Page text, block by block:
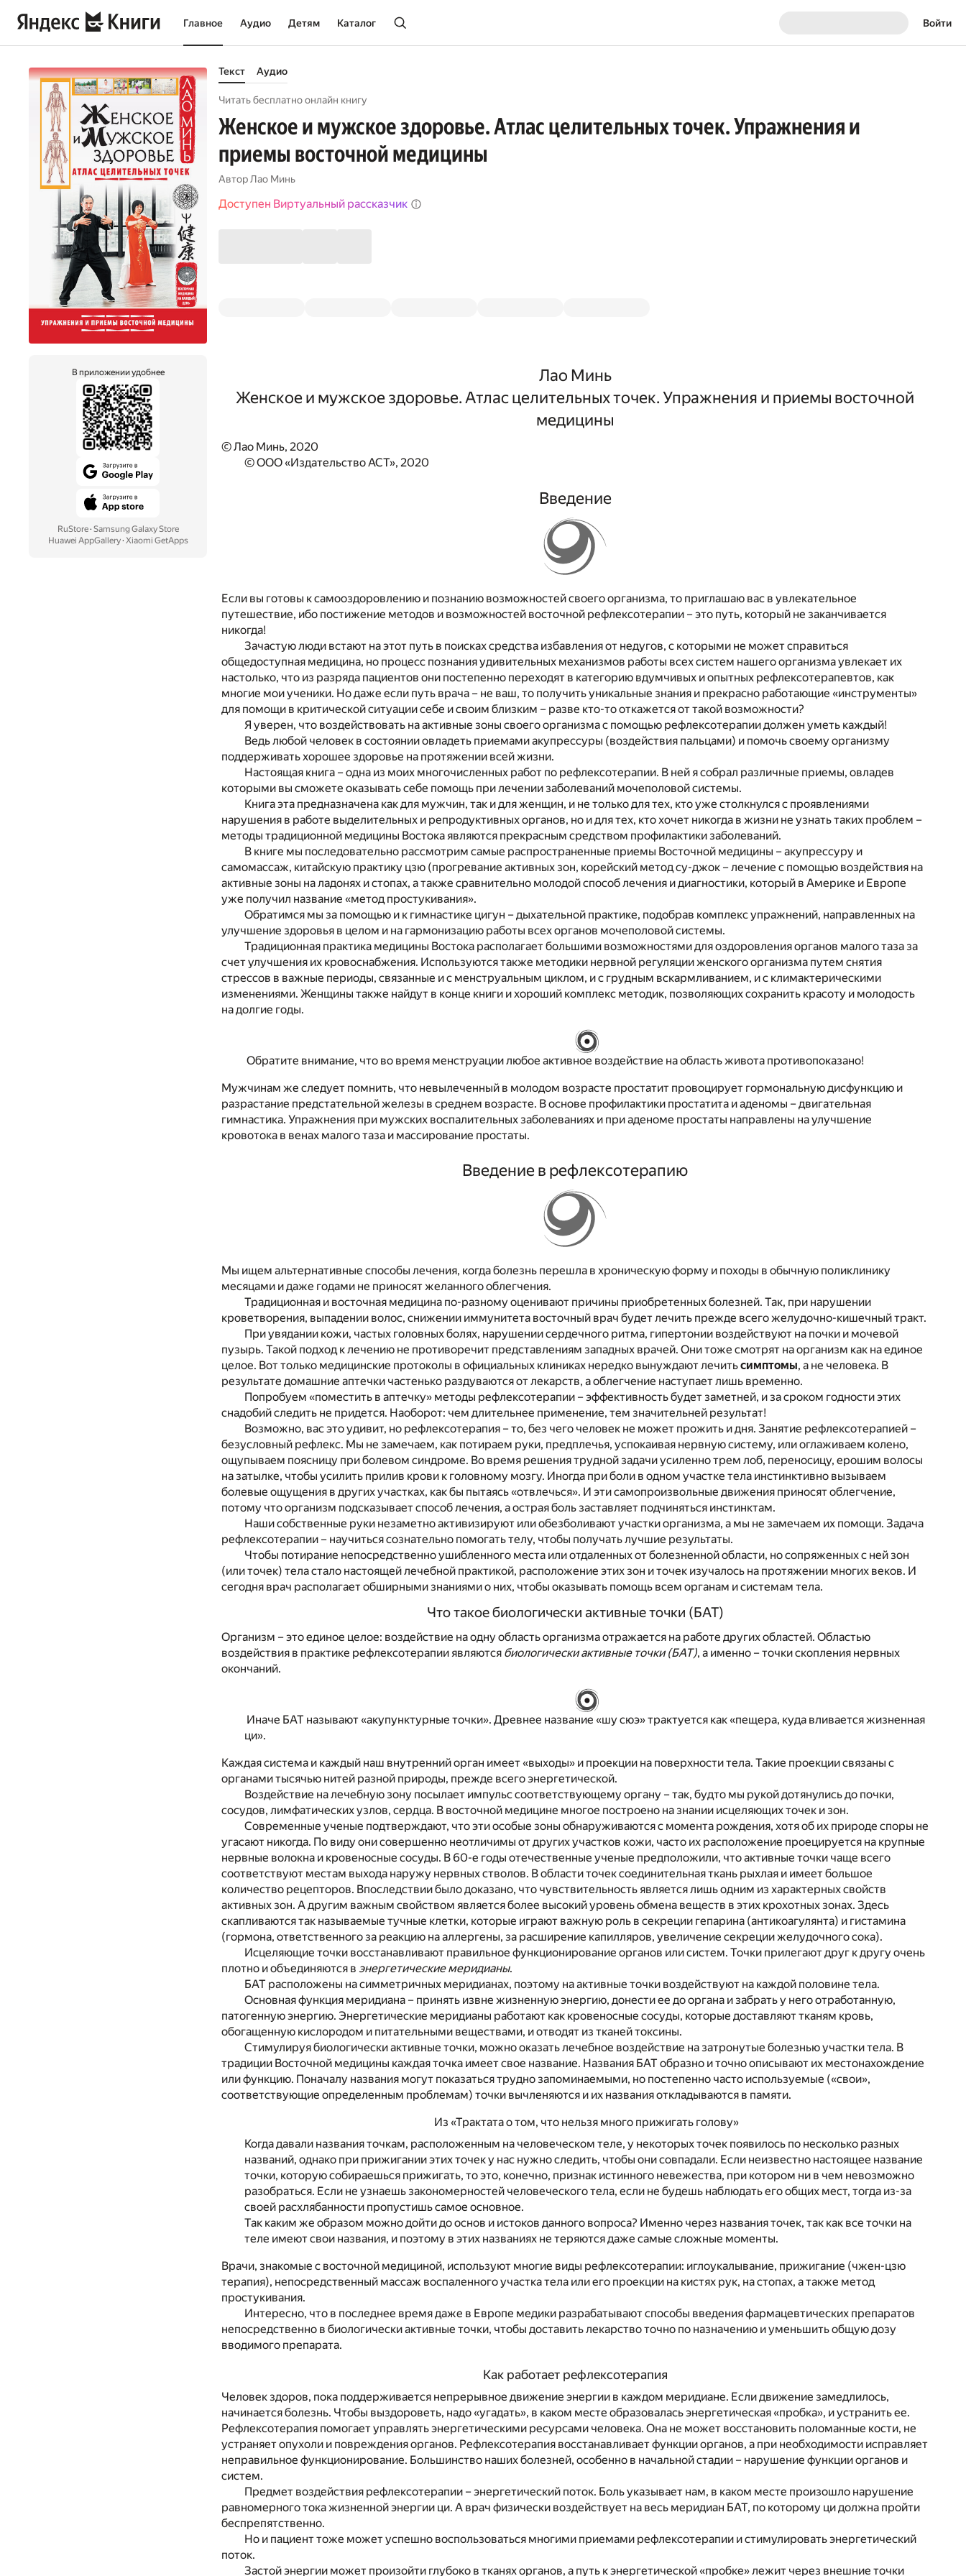
Главное Аудио Детям Каталог Войти
В приложении удобнее
RuStore· Samsung Galaxy Store
Huawei AppGallery· Xiaomi GetApps
Текст Аудио
Читать бесплатно онлайн книгу
Женское и мужское здоровье. Атлас целительных точек. Упражнения и
приемы восточной медицины
АвторЛао Минь
Доступен Виртуальный рассказчик
Лао Минь
Женское и мужское здоровье. Атлас целительных точек. Упражнения и приемы восточной
медицины
© Лао Минь, 2020
© ООО «Издательство АСТ», 2020
Введение
Если вы готовы к самооздоровлению и познанию возможностей своего организма, то приглашаю вас в увлекательное
путешествие, ибо постижение методов и возможностей восточной рефлексотерапии – это путь, который не заканчивается
никогда!
Зачастую люди встают на этот путь в поисках средства избавления от недугов, с которыми не может справиться
общедоступная медицина, но процесс познания удивительных механизмов работы всех систем нашего организма увлекает их
настолько, что из разряда пациентов они постепенно переходят в категорию вдумчивых и опытных рефлексотерапевтов, как
многие мои ученики. Но даже если путь врача – не ваш, то получить уникальные знания и прекрасно работающие «инструменты»
для помощи в критической ситуации себе и своим близким – разве кто-то откажется от такой возможности?
Я уверен, что воздействовать на активные зоны своего организма с помощью рефлексотерапии должен уметь каждый!
Ведь любой человек в состоянии овладеть приемами акупрессуры (воздействия пальцами) и помочь своему организму
поддерживать хорошее здоровье на протяжении всей жизни.
Настоящая книга – одна из моих многочисленных работ по рефлексотерапии. В ней я собрал различные приемы, овладев
которыми вы сможете оказывать себе помощь при лечении заболеваний мочеполовой системы.
Книга эта предназначена как для мужчин, так и для женщин, и не только для тех, кто уже столкнулся с проявлениями
нарушения в работе выделительных и репродуктивных органов, но и для тех, кто хочет никогда в жизни не узнать таких проблем –
методы традиционной медицины Востока являются прекрасным средством профилактики заболеваний.
В книге мы последовательно рассмотрим самые распространенные приемы Восточной медицины – акупрессуру и
самомассаж, китайскую практику цзю (прогревание активных зон, корейский метод су-джок – лечение с помощью воздействия на
активные зоны на ладонях и стопах, а также сравнительно молодой способ лечения и диагностики, который в Америке и Европе
уже получил название «метод простукивания».
Обратимся мы за помощью и к гимнастике цигун – дыхательной практике, подобрав комплекс упражнений, направленных на
улучшение здоровья в целом и на гармонизацию работы всех органов мочеполовой системы.
Традиционная практика медицины Востока располагает большими возможностями для оздоровления органов малого таза за
счет улучшения их кровоснабжения. Используются также методики нервной регуляции женского организма путем снятия
стрессов в важные периоды, связанные и с менструальным циклом, и с грудным вскармливанием, и с климактерическими
изменениями. Женщины также найдут в конце книги и хороший комплекс методик, позволяющих сохранить красоту и молодость
на долгие годы.
Обратите внимание, что во время менструации любое активное воздействие на область живота противопоказано!
Мужчинам же следует помнить, что невылеченный в молодом возрасте простатит провоцирует гормональную дисфункцию и
разрастание предстательной железы в среднем возрасте. В основе профилактики простатита и аденомы – двигательная
гимнастика. Упражнения при мужских воспалительных заболеваниях и при аденоме простаты направлены на улучшение
кровотока в венах малого таза и массирование простаты.
Введение в рефлексотерапию
Мы ищем альтернативные способы лечения, когда болезнь перешла в хроническую форму и походы в обычную поликлинику
месяцами и даже годами не приносят желанного облегчения.
Традиционная и восточная медицина по-разному оценивают причины приобретенных болезней. Так, при нарушении
кроветворения, выпадении волос, снижении иммунитета восточный врач будет лечить прежде всего желудочно-кишечный тракт.
При увядании кожи, частых головных болях, нарушении сердечного ритма, гипертонии воздействуют на почки и мочевой
пузырь. Такой подход к лечению не противоречит представлениям западных врачей. Они тоже смотрят на организм как на единое
целое. Вот только медицинские протоколы в официальных клиниках нередко вынуждают лечитьсимптомы, а не человека. В
результате домашние аптечки частенько раздуваются от лекарств, а облегчение наступает лишь временно.
Попробуем «поместить в аптечку» методы рефлексотерапии – эффективность будет заметней, и за сроком годности этих
снадобий следить не придется. Наоборот: чем длительнее применение, тем значительней результат!
Возможно, вас это удивит, но рефлексотерапия – то, без чего человек не может прожить и дня. Занятие рефлексотерапией –
безусловный рефлекс. Мы не замечаем, как потираем руки, предплечья, успокаивая нервную систему, или оглаживаем колено,
ощупываем поясницу при болевом синдроме. Во время решения трудной задачи усиленно трем лоб, переносицу, ерошим волосы
на затылке, чтобы усилить прилив крови к головному мозгу. Иногда при боли в одном участке тела инстинктивно вызываем
болевые ощущения в других участках, как бы пытаясь «отвлечься». И эти самопроизвольные движения приносят облегчение,
потому что организм подсказывает способ лечения, а острая боль заставляет подчиняться инстинктам.
Наши собственные руки незаметно активизируют или обезболивают участки организма, а мы не замечаем их помощи. Задача
рефлексотерапии – научиться сознательно помогать телу, чтобы получать лучшие результаты.
Чтобы потирание непосредственно ушибленного места или отдаленных от болезненной области, но сопряженных с ней зон
(или точек) тела стало настоящей лечебной практикой, расположение этих зон и точек изучалось на протяжении многих веков. И
сегодня врач располагает обширными знаниями о них, чтобы оказывать помощь всем органам и системам тела.
Что такое биологически активные точки (БАТ)
Организм – это единое целое: воздействие на одну область организма отражается на работе других областей. Областью
воздействия в практике рефлексотерапии являются биологически активные точки (БАТ), а именно – точки скопления нервных
окончаний.
Иначе БАТ называют «акупунктурные точки». Древнее название «шу сюэ» трактуется как «пещера, куда вливается жизненная
ци».
Каждая система и каждый наш внутренний орган имеет «выходы» и проекции на поверхности тела. Такие проекции связаны с
органами тысячью нитей разной природы, прежде всего энергетической.
Воздействие на лечебную зону посылает импульс соответствующему органу – так, будто мы рукой дотянулись до почки,
сосудов, лимфатических узлов, сердца. В восточной медицине многое построено на знании исцеляющих точек и зон.
Современные ученые подтверждают, что эти особые зоны обнаруживаются с момента рождения, хотя об их природе споры не
угасают никогда. По виду они совершенно неотличимы от других участков кожи, часто их расположение проецируется на крупные
нервные волокна и кровеносные сосуды. В 60-е годы отечественные ученые предположили, что активные точки чаще всего
соответствуют местам выхода наружу нервных стволов. В области точек соединительная ткань рыхлая и имеет большое
количество рецепторов. Впоследствии было доказано, что чувствительность является лишь одним из характерных свойств
активных зон. А другим важным свойством является более высокий уровень обмена веществ в этих крохотных зонах. Здесь
скапливаются так называемые тучные клетки, которые играют важную роль в секреции гепарина (антикоагулянта) и гистамина
(гормона, ответственного за реакцию на аллергены, за расширение капилляров, увеличение секреции желудочного сока).
Исцеляющие точки восстанавливают правильное функционирование органов или систем. Точки прилегают друг к другу очень
плотно и объединяются в энергетические меридианы.
БАТ расположены на симметричных меридианах, поэтому на активные точки воздействуют на каждой половине тела.
Основная функция меридиана – принять извне жизненную энергию, донести ее до органа и забрать у него отработанную,
патогенную энергию. Энергетические меридианы работают как кровеносные сосуды, которые доставляют тканям кровь,
обогащенную кислородом и питательными веществами, и отводят из тканей токсины.
Стимулируя биологически активные точки, можно оказать лечебное воздействие на затронутые болезнью участки тела. В
традиции Восточной медицины каждая точка имеет свое название. Названия БАТ образно и точно описывают их местонахождение
или функцию. Поначалу названия могут показаться трудно запоминаемыми, но постепенно часто используемые («свои»,
соответствующие определенным проблемам) точки вычленяются и их названия откладываются в памяти.
Из «Трактата о том, что нельзя много прижигать голову»
Когда давали названия точкам, расположенным на человеческом теле, у некоторых точек появилось по несколько разных
названий, однако при прижигании этих точек у нас нужно следить, чтобы они совпадали. Если неизвестно настоящее название
точки, которую собираешься прижигать, то это, конечно, признак истинного невежества, при котором ни в чем невозможно
разобраться. Если не узнаешь закономерностей человеческого тела, если не будешь наблюдать его общих мест, тогда из-за
своей расхлябанности пропустишь самое основное.
Так каким же образом можно дойти до основ и истоков данного вопроса? Именно через названия точек, так как все точки на
теле имеют свои названия, и поэтому в этих названиях не теряются даже самые сложные моменты.
Врачи, знакомые с восточной медициной, используют многие виды рефлексотерапии: иглоукалывание, прижигание (чжен-цзю
терапия), непосредственный массаж воспаленного участка тела или его проекции на кистях рук, на стопах, а также метод
простукивания.
Интересно, что в последнее время даже в Европе медики разрабатывают способы введения фармацевтических препаратов
непосредственно в биологически активные точки, чтобы доставить лекарство точно по назначению и уменьшить общую дозу
вводимого препарата.
Как работает рефлексотерапия
Человек здоров, пока поддерживается непрерывное движение энергии в каждом меридиане. Если движение замедлилось,
начинается болезнь. Чтобы выздороветь, надо «угадать», в каком месте образовалась энергетическая «пробка», и устранить ее.
Рефлексотерапия помогает управлять энергетическими ресурсами человека. Она не может восстановить поломанные кости, не
устраняет опухоли и повреждения органов. Рефлексотерапия восстанавливает функции органов, а при необходимости исправляет
неправильное функционирование. Большинство наших болезней, особенно в начальной стадии – нарушение функции органов и
систем.
Предмет воздействия рефлексотерапии – энергетический поток. Боль указывает нам, в каком месте произошло нарушение
равномерного тока жизненной энергии ци. А врач физически воздействует на весь меридиан БАТ, по которому ци должна пройти
беспрепятственно.
Но и пациент тоже может успешно воспользоваться многими приемами рефлексотерапии и стимулировать энергетический
поток.
Застой энергии может произойти глубоко в тканях органов, а путь к энергетической «пробке» лежит через внешние точки